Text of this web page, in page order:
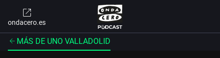
ondacero.es
MÁS DE UNO VALLADOLID